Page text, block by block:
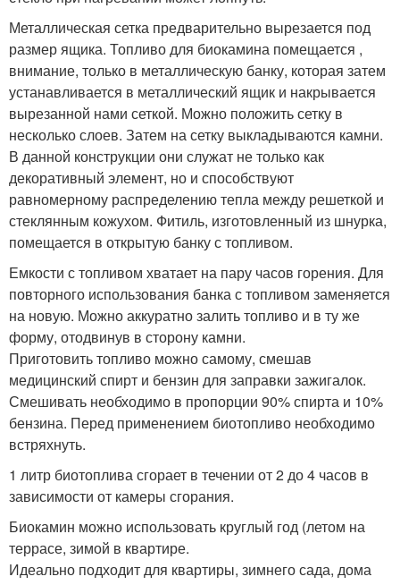
Металлическая сетка предварительно вырезается под
размер ящика. Топливо для биокамина помещается ,
внимание, только в металлическую банку, которая затем
устанавливается в металлический ящик и накрывается
вырезанной нами сеткой. Можно положить сетку в
несколько слоев. Затем на сетку выкладываются камни.
В данной конструкции они служат не только как
декоративный элемент, но и способствуют
равномерному распределению тепла между решеткой и
стеклянным кожухом. Фитиль, изготовленный из шнурка,
помещается в открытую банку с топливом.
Емкости с топливом хватает на пару часов горения. Для
повторного использования банка с топливом заменяется
на новую. Можно аккуратно залить топливо и в ту же
форму, отодвинув в сторону камни.
Приготовить топливо можно самому, смешав
медицинский спирт и бензин для заправки зажигалок.
Смешивать необходимо в пропорции 90% спирта и 10%
бензина. Перед применением биотопливо необходимо
встряхнуть.
1 литр биотоплива сгорает в течении от 2 до 4 часов в
зависимости от камеры сгорания.
Биокамин можно использовать круглый год (летом на
террасе, зимой в квартире.
Идеально подходит для квартиры, зимнего сада, дома